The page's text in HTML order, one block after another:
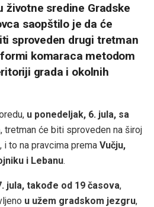
životne sredine Gradske
saopštilo je da će
sproveden drugi tretman
komaraca metodom
grada i okolnih
u ponedeljak, 6. jula, sa
, tretman će biti sproveden na široj
to na pravcima prema Vučju,
i Lebanu.
jula, takođe od 19 časova,
u užem gradskom jezgru,